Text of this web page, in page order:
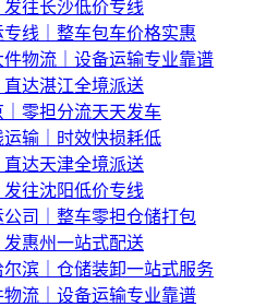
往长沙低价专线
线｜整车包车价格实惠
物流｜设备运输专业靠谱
达湛江全境派送
零担分流天天发车
输｜时效快损耗低
达天津全境派送
往沈阳低价专线
司｜整车零担仓储打包
惠州一站式配送
滨｜仓储装卸一站式服务
流｜设备运输专业靠谱